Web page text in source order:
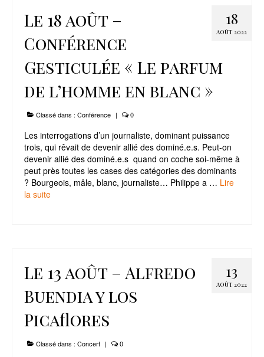
Infos Pratiques 18
AOÛT 2022
Le 18 août –
Conférence
Gesticulée « Le parfum
de l’homme en blanc »
Classé dans : Conférence | 0
Les interrogations d’un journaliste, dominant puissance
trois, qui rêvait de devenir allié des dominé.e.s. Peut-on
devenir allié des dominé.e.s quand on coche soi-même à
peut près toutes les cases des catégories des dominants
? Bourgeois, mâle, blanc, journaliste… Philippe a … Lire
la suite­­
13
AOÛT 2022
Le 13 août – Alfredo
Buendia y los
Picaflores
Classé dans : Concert | 0